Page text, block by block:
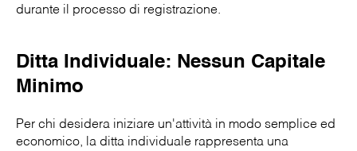
durante il processo di registrazione.
Ditta Individuale: Nessun Capitale
Minimo
Per chi desidera iniziare un'attività in modo semplice ed
economico, la ditta individuale rappresenta una